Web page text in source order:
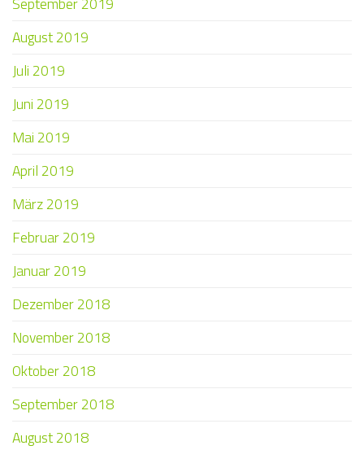
August 2019
Juli 2019
Juni 2019
Mai 2019
April 2019
März 2019
Februar 2019
Januar 2019
Dezember 2018
November 2018
Oktober 2018
September 2018
August 2018